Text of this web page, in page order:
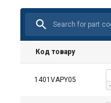
Код товару
1401VAPY05
Матеріал:
Покриття: